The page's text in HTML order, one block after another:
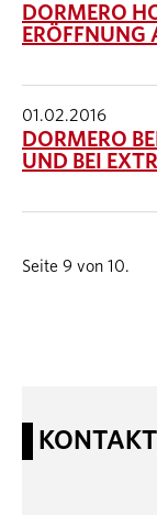
DORMERO
01.02.2016
DORMERO
UND BEI
Seite 9 von 10.
KONTAKT